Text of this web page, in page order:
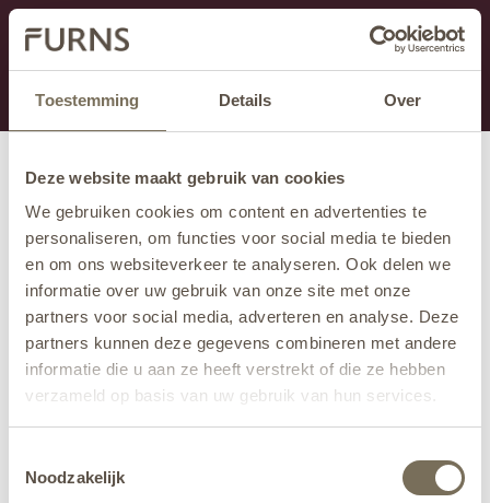
Toestemming Details Over
Deze website maakt gebruik van cookies
We gebruiken cookies om content en advertenties te
personaliseren, om functies voor social media te bieden
en om ons websiteverkeer te analyseren. Ook delen we
informatie over uw gebruik van onze site met onze
partners voor social media, adverteren en analyse. Deze
partners kunnen deze gegevens combineren met andere
informatie die u aan ze heeft verstrekt of die ze hebben
verzameld op basis van uw gebruik van hun services.
jehier.
Noodzakelijk
Dit onderdeel is momenteel in onderhoud.
Als je informatie mist kun je ons bellen +31 413 274
168 of mailen
info@furns.com